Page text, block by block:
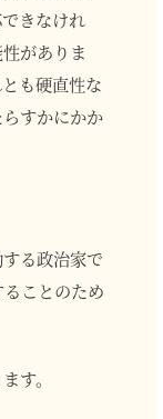
きなけれ
がありま
も硬直性な
すかにかか
る政治家で
ことのため
す。